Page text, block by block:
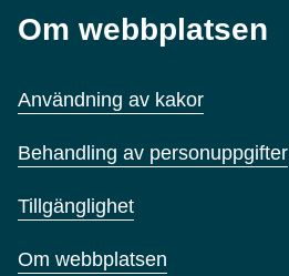
Om webbplatsen
Användning av kakor
Behandling av personuppgifter
Tillgänglighet
Om webbplatsen